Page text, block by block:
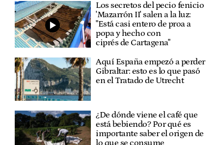
Los secretos del pecio fenicio
'Mazarrón II' salen a la luz:
"Está casi entero de proa a
popa y hecho con
ciprés de Cartagena"
Aquí España empezó a perder
Gibraltar: esto es lo que pasó
en el Tratado de Utrecht
¿De dónde viene el café que
está bebiendo? Por qué es
importante saber el origen de
lo que se consume